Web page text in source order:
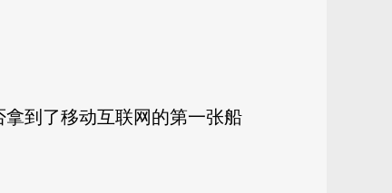
拿到了移动互联网的第一张船